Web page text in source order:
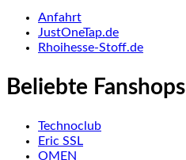
Anfahrt
JustOneTap.de
Rhoihesse-Stoff.de
Beliebte Fanshops
Technoclub
Eric SSL
OMEN